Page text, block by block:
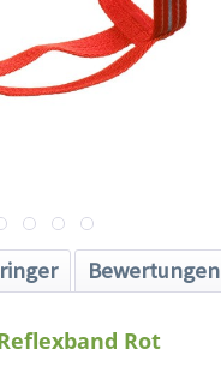
Bewertungen
Rot